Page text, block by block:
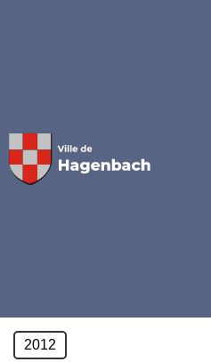
2012